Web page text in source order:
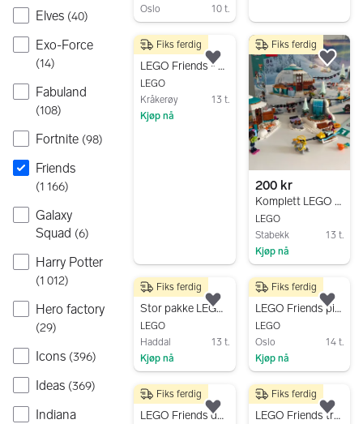
Elves (40)
Exo-Force
(14)
Fabuland
(108)
Fortnite (98)
Friends
(1 166)
Galaxy
Squad (6)
Harry Potter
(1 012)
Hero factory
(29)
Icons (396)
Ideas (369)
Indiana
Oslo
10 t.
100 kr
LEGO Friends - ny eske
LEGO
Kråkerøy
13 t.
Kjøp nå
Fiks ferdig
Legg til som favoritt.
200 kr
Komplett LEGO Friends 41760 Igloo Holiday Adventure
LEGO
Stabekk
13 t.
Kjøp nå
Fiks ferdig
3 000 kr
Stor pakke LEGO Friends
LEGO
Haddal
13 t.
Kjøp nå
Fiks ferdig
Legg til som favoritt.
150 kr
LEGO Friends pizzarestaurant
LEGO
Oslo
14 t.
Kjøp nå
Fiks ferdig
300 kr
LEGO Friends dyreklinikk med ambulanse
Fiks ferdig
Legg til som favoritt.
650 kr
LEGO Friends trehus
Fiks ferdig